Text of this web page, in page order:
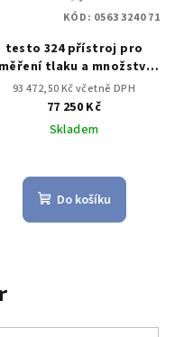
testo 324 přístroj pro
měření tlaku a množství
úniku sada 2
93 472,50 Kč včetně DPH
77 250 Kč
Skladem
Do košíku
KÓD: 0563 3240 71